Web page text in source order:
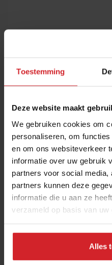
Toestemming
Deze website maakt
We gebruiken cookies om
personaliseren, om
en om ons websiteverkeer
informatie over uw gebruik
partners voor social
partners kunnen deze
informatie die u aan ze
verzameld op basis van uw
Alles
Visiting Fäviken